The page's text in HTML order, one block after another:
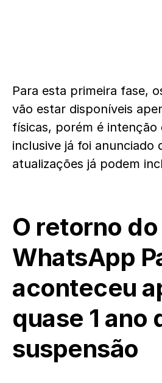
Para esta primeira fase,
vão estar disponíveis
físicas, porém é intenção
inclusive já foi anunciado
atualizações já podem
O retorno do
WhatsApp
aconteceu
quase 1 ano
suspensão